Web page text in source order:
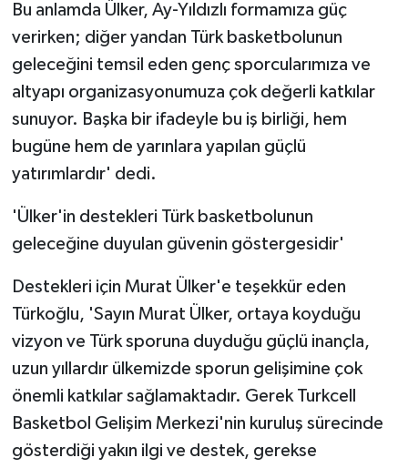
Bu anlamda Ülker, Ay-Yıldızlı formamıza güç
verirken; diğer yandan Türk basketbolunun
geleceğini temsil eden genç sporcularımıza ve
altyapı organizasyonumuza çok değerli katkılar
sunuyor. Başka bir ifadeyle bu iş birliği, hem
bugüne hem de yarınlara yapılan güçlü
yatırımlardır' dedi.
'Ülker'in destekleri Türk basketbolunun
geleceğine duyulan güvenin göstergesidir'
Destekleri için Murat Ülker'e teşekkür eden
Türkoğlu, 'Sayın Murat Ülker, ortaya koyduğu
vizyon ve Türk sporuna duyduğu güçlü inançla,
uzun yıllardır ülkemizde sporun gelişimine çok
önemli katkılar sağlamaktadır. Gerek Turkcell
Basketbol Gelişim Merkezi'nin kuruluş sürecinde
gösterdiği yakın ilgi ve destek, gerekse